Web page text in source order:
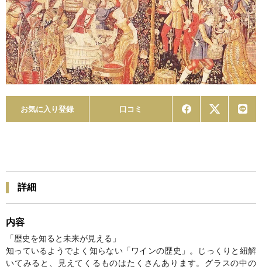
お気に入り登録 口コミ
詳細
内容
「歴史を知ると未来が見える」
知っているようでよく知らない「ワインの歴史」。じっくりと紐解
いてみると、見えてくるものはたくさんあります。グラスの中の